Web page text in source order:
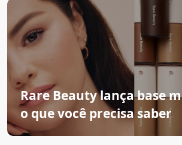
Rare Beauty lança base
o que você precisa saber